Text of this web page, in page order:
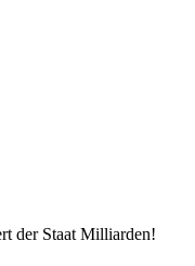
der Staat Milliarden!